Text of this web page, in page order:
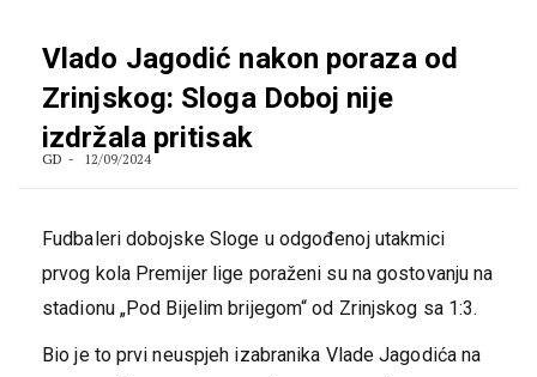
Vlado Jagodić nakon poraza od
Zrinjskog: Sloga Doboj nije
izdržala pritisak
GD 12/09/2024
Fudbaleri dobojske Sloge u odgođenoj utakmici
prvog kola Premijer lige poraženi su na gostovanju na
stadionu „Pod Bijelim brijegom“ od Zrinjskog sa 1:3.
Bio je to prvi neuspjeh izabranika Vlade Jagodića na